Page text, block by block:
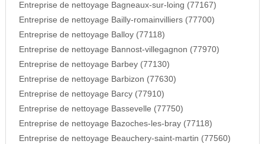
Entreprise de nettoyage Bagneaux-sur-loing (77167)
Entreprise de nettoyage Bailly-romainvilliers (77700)
Entreprise de nettoyage Balloy (77118)
Entreprise de nettoyage Bannost-villegagnon (77970)
Entreprise de nettoyage Barbey (77130)
Entreprise de nettoyage Barbizon (77630)
Entreprise de nettoyage Barcy (77910)
Entreprise de nettoyage Bassevelle (77750)
Entreprise de nettoyage Bazoches-les-bray (77118)
Entreprise de nettoyage Beauchery-saint-martin (77560)